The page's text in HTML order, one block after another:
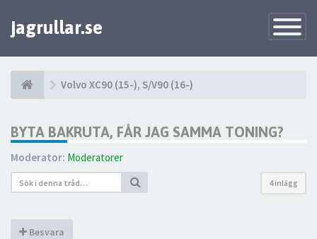
Toggle
jagrullar.se
Volvo XC90 (15-), S/V90 (16-)
BYTA BAKRUTA, FÅR JAG SAMMA TONING?
Moderator: Moderatorer
4 inlägg
Besvara